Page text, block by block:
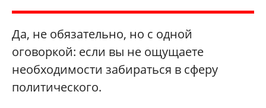
Да, не обязательно, но с одной
оговоркой: если вы не ощущаете
необходимости забираться в сферу
политического.